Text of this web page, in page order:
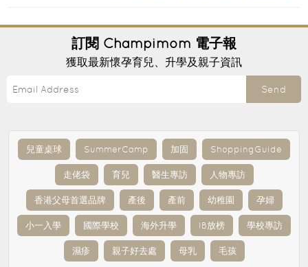
訂閱 Champimom 電子報
獲取最新懷孕育兒、升學及親子資訊
Send
兒童桌球 SummerCamp 加固 ShoppingGuide
走佬袋 育兒 醫生專訪 人物專訪
香港父母首選品牌 產後 產前 幼稚園 孕婦
小一入學 國際學校 海外升學 IB放榜 學校專訪
濕疹 親子好去處 母乳 毛孩